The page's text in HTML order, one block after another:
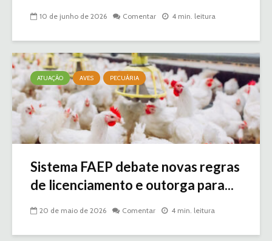
10 de junho de 2026 Comentar 4 min. leitura
ATUAÇÃO AVES PECUÁRIA
Sistema FAEP debate novas regras
de licenciamento e outorga para...
20 de maio de 2026 Comentar 4 min. leitura